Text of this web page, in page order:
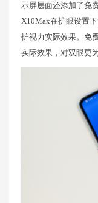
示屏层面还添加了免
X10Max在护眼设置
护视力实际效果。免
实际效果，对双眼更